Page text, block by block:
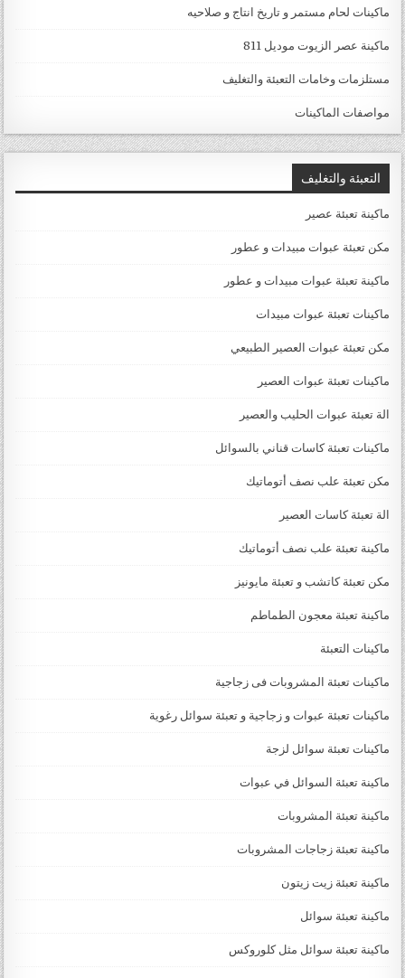
ماكينات لحام مستمر و تاريخ انتاج و صلاحيه
ماكينة عصر الزيوت موديل 811
مستلزمات وخامات التعبئة والتغليف
مواصفات الماكينات
التعبئة والتغليف
ماكينة تعبئة عصير
مكن تعبئة عبوات مبيدات و عطور
ماكينة تعبئة عبوات مبيدات و عطور
ماكينات تعبئة عبوات مبيدات
مكن تعبئة عبوات العصير الطبيعي
ماكينات تعبئة عبوات العصير
الة تعبئة عبوات الحليب والعصير
ماكينات تعبئة كاسات قناني بالسوائل
مكن تعبئة علب نصف أتوماتيك
الة تعبئة كاسات العصير
ماكينة تعبئة علب نصف أتوماتيك
مكن تعبئة كاتشب و تعبئة مايونيز
ماكينة تعبئة معجون الطماطم
ماكينات التعبئة
ماكينات تعبئة المشروبات فى زجاجية
ماكينات تعبئة عبوات و زجاجية و تعبئة سوائل رغوية
ماكينات تعبئة سوائل لزجة
‏‏‏ماكينة تعبئة السوائل في عبوات
ماكينة تعبئة المشروبات
ماكينة تعبئة زجاجات المشروبات
ماكينة تعبئة زيت زيتون
ماكينة تعبئة سوائل
ماكينة تعبئة سوائل مثل كلوروكس